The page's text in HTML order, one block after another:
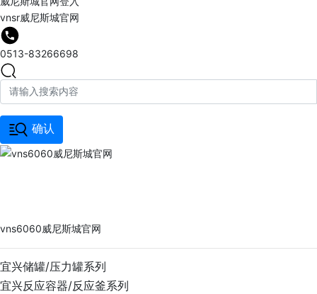
vnsr威尼斯城官网
0513-83266698
确认
vns6060威尼斯城官网
宜兴储罐/压力罐系列
宜兴反应容器/反应釜系列